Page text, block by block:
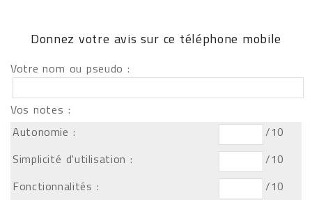
Donnez votre avis sur ce téléphone mobile
Votre nom ou pseudo :
Vos notes :
Autonomie :
/10
Simplicité d'utilisation :
/10
Fonctionnalités :
/10